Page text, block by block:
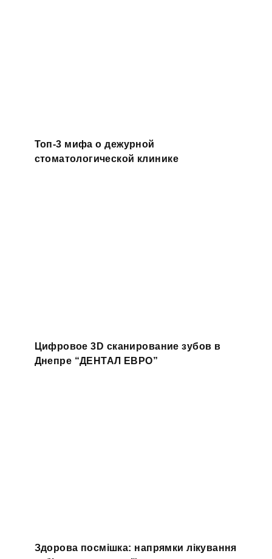
Топ-3 мифа о дежурной
стоматологической клинике
Цифровое 3D сканирование зубов в
Днепре “ДЕНТАЛ ЕВРО”
Здорова посмішка: напрямки лікування